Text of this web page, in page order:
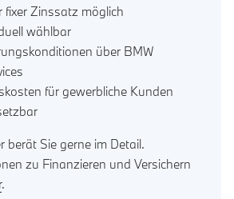
fixer Zinssatz möglich
wählbar
über BMW
für gewerbliche Kunden
berät Sie gerne im Detail.
zu Finanzieren und Versichern
.